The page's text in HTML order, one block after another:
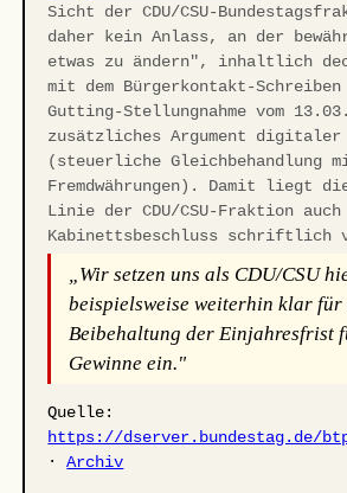
Sicht der CDU/CSU-
daher kein Anlass, an der
etwas zu ändern", inhaltlich
mit dem Bürgerkontakt-
Gutting-Stellungnahme vom
zusätzliches Argument digitaler
(steuerliche Gleichbehandlung
Fremdwährungen). Damit liegt
Linie der CDU/CSU-Fraktion auch
Kabinettsbeschluss schriftlich
„Wir setzen uns als CDU/CSU
beispielsweise weiterhin klar für
Beibehaltung der Einjahresfrist
Gewinne ein."
Quelle:
https://dserver.bundestag.de/
·Archiv